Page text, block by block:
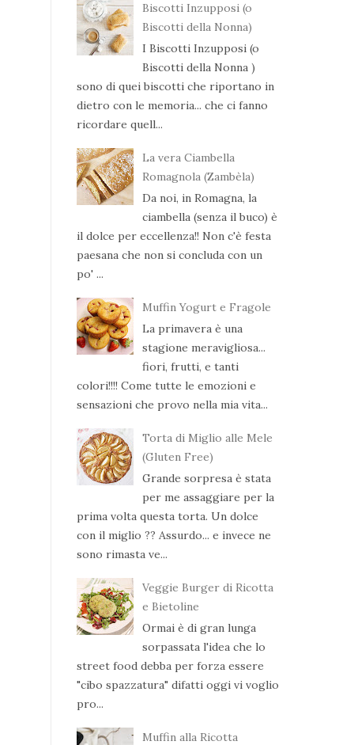
Biscotti Inzupposi (o
Biscotti della Nonna)
I Biscotti Inzupposi (o
Biscotti della Nonna )
sono di quei biscotti che riportano in
dietro con le memoria... che ci fanno
ricordare quell...
La vera Ciambella
Romagnola (Zambèla)
Da noi, in Romagna, la
ciambella (senza il buco) è
il dolce per eccellenza!! Non c'è festa
paesana che non si concluda con un
po' ...
Muffin Yogurt e Fragole
La primavera è una
stagione meravigliosa...
fiori, frutti, e tanti
colori!!!! Come tutte le emozioni e
sensazioni che provo nella mia vita...
Torta di Miglio alle Mele
(Gluten Free)
Grande sorpresa è stata
per me assaggiare per la
prima volta questa torta. Un dolce
con il miglio ?? Assurdo... e invece ne
sono rimasta ve...
Veggie Burger di Ricotta
e Bietoline
Ormai è di gran lunga
sorpassata l'idea che lo
street food debba per forza essere
"cibo spazzatura" difatti oggi vi voglio
pro...
Muffin alla Ricotta